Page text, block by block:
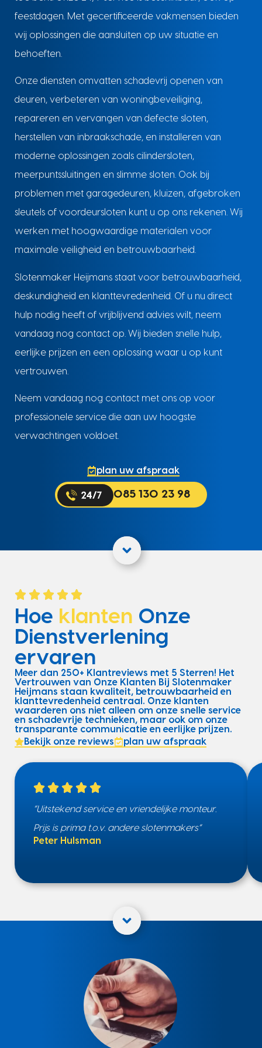
feestdagen. Met gecertificeerde vakmensen bieden
wij oplossingen die aansluiten op uw situatie en
behoeften.
Onze diensten omvatten schadevrij openen van
deuren, verbeteren van woningbeveiliging,
repareren en vervangen van defecte sloten,
herstellen van inbraakschade, en installeren van
moderne oplossingen zoals cilindersloten,
meerpuntssluitingen en slimme sloten. Ook bij
problemen met garagedeuren, kluizen, afgebroken
sleutels of voordeursloten kunt u op ons rekenen. Wij
werken met hoogwaardige materialen voor
maximale veiligheid en betrouwbaarheid.
Slotenmaker Heijmans staat voor betrouwbaarheid,
deskundigheid en klanttevredenheid. Of u nu direct
hulp nodig heeft of vrijblijvend advies wilt, neem
vandaag nog contact op. Wij bieden snelle hulp,
eerlijke prijzen en een oplossing waar u op kunt
vertrouwen.
Neem vandaag nog contact met ons op voor
professionele service die aan uw hoogste
verwachtingen voldoet.
plan uw afspraak
085 130 23 98
Hoe klanten Onze
Dienstverlening
ervaren
Meer dan 250+ Klantreviews met 5 Sterren! Het
Vertrouwen van Onze Klanten Bij Slotenmaker
Heijmans staan kwaliteit, betrouwbaarheid en
klanttevredenheid centraal. Onze klanten
waarderen ons niet alleen om onze snelle service
en schadevrije technieken, maar ook om onze
transparante communicatie en eerlijke prijzen.
Bekijk onze reviews
plan uw afspraak
“Uitstekend service en vriendelijke monteur.
Prijs is prima t.o.v. andere slotenmakers”
Peter Hulsman